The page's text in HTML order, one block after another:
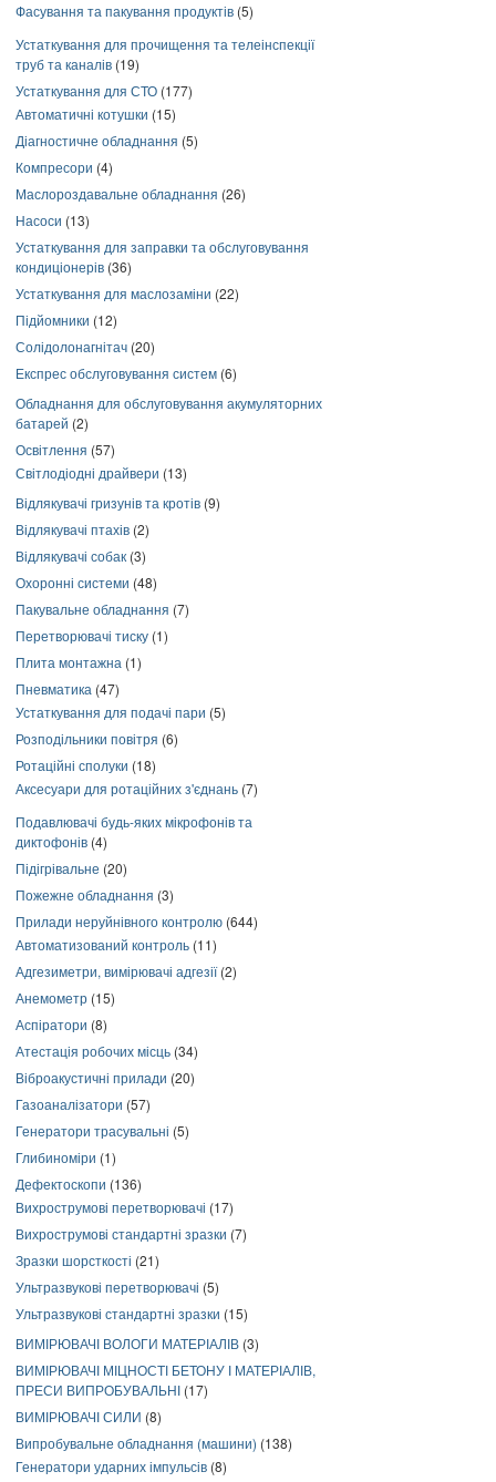
Фасування та пакування продуктів (5)
Устаткування для прочищення та телеінспекції
труб та каналів (19)
Устаткування для СТО (177)
Автоматичні котушки (15)
Діагностичне обладнання (5)
Компресори (4)
Маслороздавальне обладнання (26)
Насоси (13)
Устаткування для заправки та обслуговування
кондиціонерів (36)
Устаткування для маслозаміни (22)
Підйомники (12)
Солідолонагнітач (20)
Експрес обслуговування систем (6)
Обладнання для обслуговування акумуляторних
батарей (2)
Освітлення (57)
Світлодіодні драйвери (13)
Відлякувачі гризунів та кротів (9)
Відлякувачі птахів (2)
Відлякувачі собак (3)
Охоронні системи (48)
Пакувальне обладнання (7)
Перетворювачі тиску (1)
Плита монтажна (1)
Пневматика (47)
Устаткування для подачі пари (5)
Розподільники повітря (6)
Ротаційні сполуки (18)
Аксесуари для ротаційних з'єднань (7)
Подавлювачі будь-яких мікрофонів та
диктофонів (4)
Підігрівальне (20)
Пожежне обладнання (3)
Прилади неруйнівного контролю (644)
Автоматизований контроль (11)
Адгезиметри, вимірювачі адгезії(2)
Анемометр (15)
Аспіратори (8)
Атестація робочих місць (34)
Віброакустичні прилади (20)
Газоаналізатори (57)
Генератори трасувальні (5)
Глибиноміри (1)
Дефектоскопи (136)
Вихрострумові перетворювачі (17)
Вихрострумові стандартні зразки (7)
Зразки шорсткості (21)
Ультразвукові перетворювачі (5)
Ультразвукові стандартні зразки (15)
ВИМІРЮВАЧІ ВОЛОГИ МАТЕРІАЛІВ (3)
ВИМІРЮВАЧІ МІЦНОСТІ БЕТОНУ І МАТЕРІАЛІВ,
ПРЕСИ ВИПРОБУВАЛЬНІ (17)
ВИМІРЮВАЧІ СИЛИ (8)
Випробувальне обладнання (машини) (138)
Генератори ударних імпульсів (8)